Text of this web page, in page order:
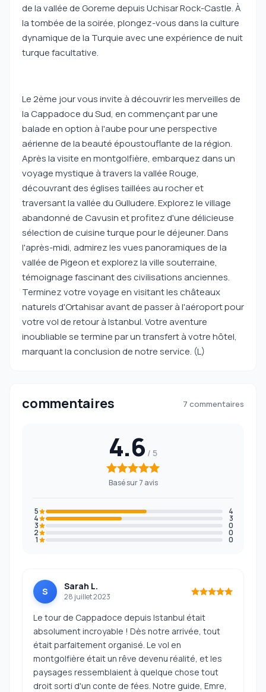
de la vallée de Goreme depuis Uchisar Rock-Castle. À
la tombée de la soirée, plongez-vous dans la culture
dynamique de la Turquie avec une expérience de nuit
turque facultative.
Le 2ème jour vous invite à découvrir les merveilles de
la Cappadoce du Sud, en commençant par une
balade en option à l'aube pour une perspective
aérienne de la beauté époustouflante de la région.
Après la visite en montgolfière, embarquez dans un
voyage mystique à travers la vallée Rouge,
découvrant des églises taillées au rocher et
traversant la vallée du Gulludere. Explorez le village
abandonné de Cavusin et profitez d'une délicieuse
sélection de cuisine turque pour le déjeuner. Dans
l'après-midi, admirez les vues panoramiques de la
vallée de Pigeon et explorez la ville souterraine,
témoignage fascinant des civilisations anciennes.
Terminez votre voyage en visitant les châteaux
naturels d'Ortahisar avant de passer à l'aéroport pour
votre vol de retour à Istanbul. Votre aventure
inoubliable se termine par un transfert à votre hôtel,
marquant la conclusion de notre service. (L)
commentaires 7 commentaires
4.6
Basé sur 7 avis
5 4
4 3
3 0
2 0
1 0
S Sarah L.
28 juillet 2023
Le tour de Cappadoce depuis Istanbul était
absolument incroyable ! Dès notre arrivée, tout
était parfaitement organisé. Le vol en
montgolfière était un rêve devenu réalité, et les
paysages ressemblaient à quelque chose tout
droit sorti d'un conte de fées. Notre guide, Emre,